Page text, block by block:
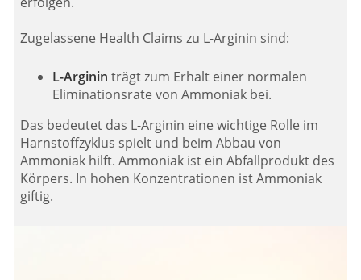
Zugelassene Health Claims zu L-Arginin sind:
L-Arginin trägt zum Erhalt einer normalen
Eliminationsrate von Ammoniak bei.
Das bedeutet das L-Arginin eine wichtige Rolle im
Harnstoffzyklus spielt und beim Abbau von
Ammoniak hilft. Ammoniak ist ein Abfallprodukt des
Körpers. In hohen Konzentrationen ist Ammoniak
giftig.